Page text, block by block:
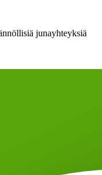
junayhteyksiä